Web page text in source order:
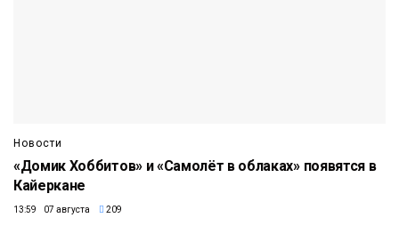
Новости
«Домик Хоббитов» и «Самолёт в облаках» появятся в
Кайеркане
13:59 07 августа 209